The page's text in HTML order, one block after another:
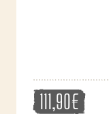
111,90€